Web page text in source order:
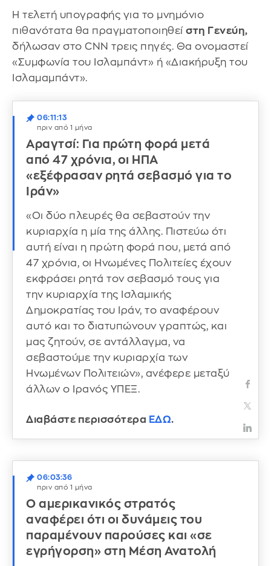
Η τελετή υπογραφής για το μνημόνιο
πιθανότατα θα πραγματοποιηθεί στη Γενεύη,
δήλωσαν στο CNN τρεις πηγές. Θα ονομαστεί
«Συμφωνία του Ισλαμπάντ» ή «Διακήρυξη του
Ισλαμαμπάντ».
06:11:13
πριν από 1 μήνα
Αραγτσί: Για πρώτη φορά μετά
από 47 χρόνια, οι ΗΠΑ
«εξέφρασαν ρητά σεβασμό για το
Ιράν»
«Οι δύο πλευρές θα σεβαστούν την
κυριαρχία η μία της άλλης. Πιστεύω ότι
αυτή είναι η πρώτη φορά που, μετά από
47 χρόνια, οι Ηνωμένες Πολιτείες έχουν
εκφράσει ρητά τον σεβασμό τους για
την κυριαρχία της Ισλαμικής
Δημοκρατίας του Ιράν, το αναφέρουν
αυτό και το διατυπώνουν γραπτώς, και
μας ζητούν, σε αντάλλαγμα, να
σεβαστούμε την κυριαρχία των
Ηνωμένων Πολιτειών», ανέφερε μεταξύ
άλλων ο Ιρανός ΥΠΕΞ.
Διαβάστε περισσότερα ΕΔΩ.
06:03:36
πριν από 1 μήνα
Ο αμερικανικός στρατός
αναφέρει ότι οι δυνάμεις του
παραμένουν παρούσες και «σε
εγρήγορση» στη Μέση Ανατολή